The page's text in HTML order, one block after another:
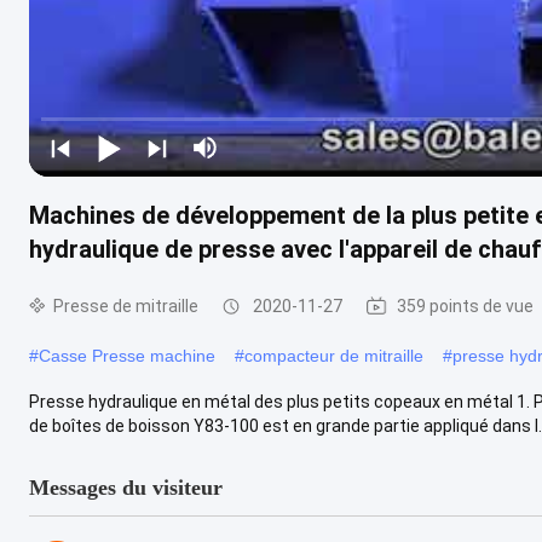
Machines de développement de la plus
hydraulique de presse avec l'appareil de
Presse de mitraille 2020-11-27 359 points de vue
#Casse Presse machine #compacteur de mitraille #presse
Presse hydraulique en métal des plus petits copeaux en métal
de boîtes de boisson Y83-100 est en grande partie appliqué dans
Messages du visiteur